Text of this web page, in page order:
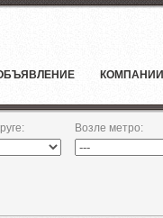
КОМПАНИИ
: Возле метро: